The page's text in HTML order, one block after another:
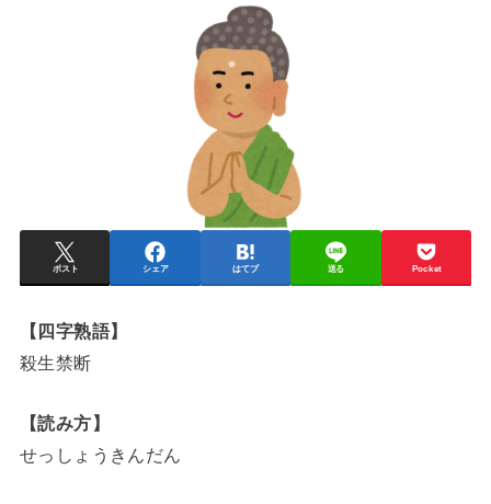
ポスト シェア はてブ 送る Pocket
【四字熟語】
殺生禁断
【読み方】
せっしょうきんだん